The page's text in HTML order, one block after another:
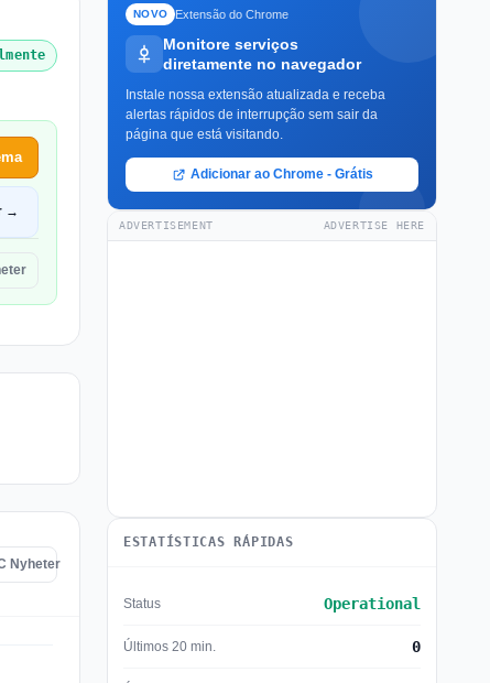
→
Nyheter
NOVO Extensão do Chrome
Monitore serviços
diretamente no navegador
Instale nossa extensão atualizada e receba
alertas rápidos de interrupção sem sair da
página que está visitando.
Adicionar ao Chrome - Grátis
ADVERTISEMENT ADVERTISE HERE
ESTATÍSTICAS RÁPIDAS
Status Operational
Últimos 20 min. 0